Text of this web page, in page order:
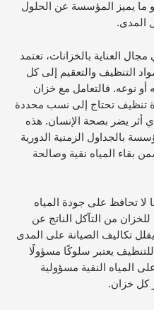
ما يميز المؤسسة عن الحلول
المدى.
العناية بالخزانات، تعتمد
التنظيف والتعقيم إلى كل
أو نوعه. فالتعامل مع خزان
تنظيف تحتاج إلى نسب محددة
أثر يضر بصحة الإنسان. هذه
بالجداول الزمنية الدورية
بقاء المياه نقية وصالحة
لا تحافظ على جودة المياه
من التآكل الناتج عن
تكاليف الصيانة على المدى
للتنظيف يعتبر سلوكًا مسؤولًا
المياه النقية مسؤولية
كل خزان.